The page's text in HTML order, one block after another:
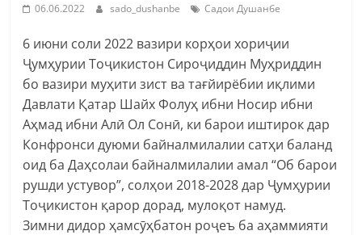
06.06.2022 sado_dushanbe Садои Душанбе
6 июни соли 2022 вазири корҳои хориҷии
Ҷумҳурии Тоҷикистон Сироҷиддин Муҳриддин
бо вазири муҳити зист ва тағйирёбии иқлими
Давлати Қатар Шайх Фолуҳ ибни Носир ибни
Аҳмад ибни Алӣ Ол Сонӣ, ки барои иштирок дар
Конфронси дуюми байналмилалии сатҳи баланд
оид ба Даҳсолаи байналмилалии амал “Об барои
рушди устувор”, солҳои 2018-2028 дар Ҷумҳурии
Тоҷикистон қарор дорад, мулоқот намуд.
Зимни дидор ҳамсӯҳбатон роҷеъ ба аҳаммияти